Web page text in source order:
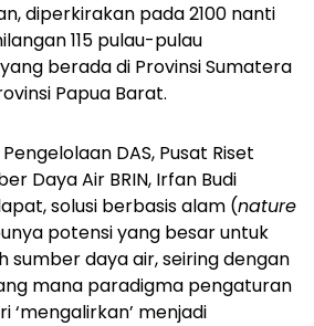
diperkirakan pada 2100 nanti
115 pulau-pulau
berada di Provinsi Sumatera
Papua Barat.
DAS, Pusat Riset
Daya Air BRIN, Irfan Budi
solusi berbasis alam (nature
potensi yang besar untuk
sumber daya air, seiring dengan
mana paradigma pengaturan
‘mengalirkan’ menjadi